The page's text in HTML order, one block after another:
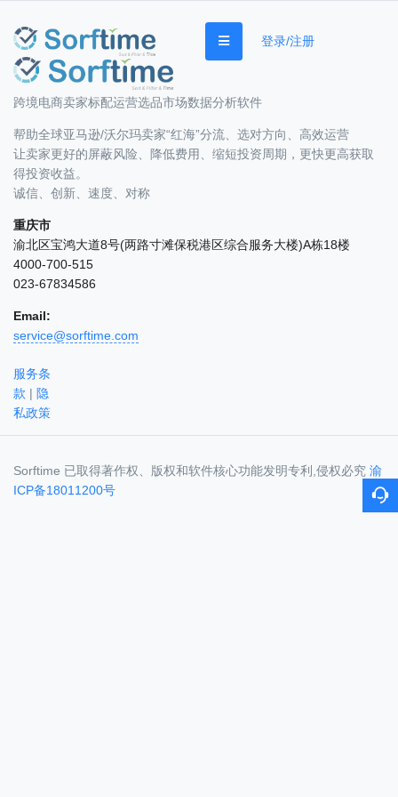
登录/注册
跨境电商卖家标配运营选品市场数据分析软件
帮助全球亚马逊/沃尔玛卖家“红海”分流、选对方向、高效运营
让卖家更好的屏蔽风险、降低费用、缩短投资周期，更快更高获取
得投资收益。
诚信、创新、速度、对称
重庆市
渝北区宝鸿大道8号(两路寸滩保税港区综合服务大楼)A栋18楼
4000-700-515
023-67834586
Email:
service@sorftime.com
服务条
款 | 隐
私政策
Sorftime 已取得著作权、版权和软件核心功能发明专利,侵权必究 渝
ICP备18011200号